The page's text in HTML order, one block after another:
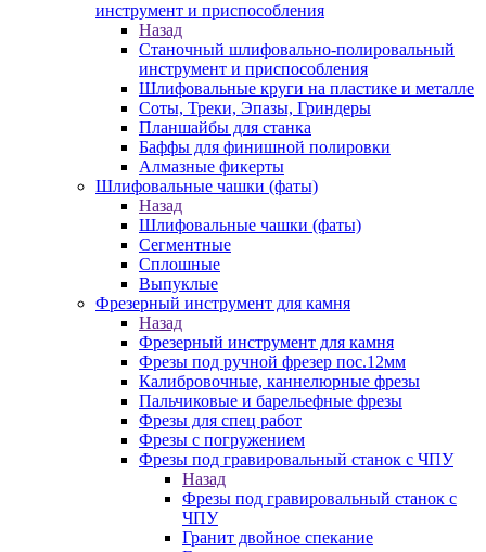
инструмент и приспособления
Назад
Станочный шлифовально-полировальный
инструмент и приспособления
Шлифовальные круги на пластике и металле
Соты, Треки, Эпазы, Гриндеры
Планшайбы для станка
Баффы для финишной полировки
Алмазные фикерты
Шлифовальные чашки (фаты)
Назад
Шлифовальные чашки (фаты)
Сегментные
Сплошные
Выпуклые
Фрезерный инструмент для камня
Назад
Фрезерный инструмент для камня
Фрезы под ручной фрезер пос.12мм
Калибровочные, каннелюрные фрезы
Пальчиковые и барельефные фрезы
Фрезы для спец работ
Фрезы с погружением
Фрезы под гравировальный станок с ЧПУ
Назад
Фрезы под гравировальный станок с
ЧПУ
Гранит двойное спекание